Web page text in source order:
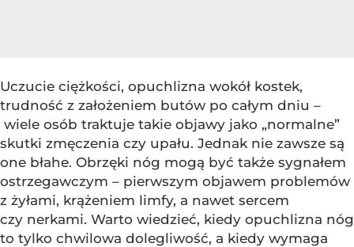
Uczucie ciężkości, opuchlizna wokół kostek,
trudność z założeniem butów po całym dniu –
wiele osób traktuje takie objawy jako „normalne”
skutki zmęczenia czy upału. Jednak nie zawsze są
one błahe. Obrzęki nóg mogą być także sygnałem
ostrzegawczym – pierwszym objawem problemów
z żyłami, krążeniem limfy, a nawet sercem
czy nerkami. Warto wiedzieć, kiedy opuchlizna nóg
to tylko chwilowa dolegliwość, a kiedy wymaga